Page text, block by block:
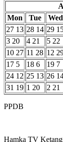
Mon
Tue Wed
27 13 28 14 29
3 20 4 21 5 22
10 27 11 28 12
17 5 18 6 19 7
24 12 25 13 26
31 19 1 20 2 21
PPDB
Hamka TV